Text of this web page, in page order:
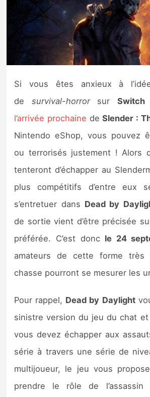
Rumeurs
Nintendo Direct
Tests et previews
Tests de jeux
Tests d’accessoires
Autres tests
Previews
Précommandes
Précommandes jeux
Bons plans
Guides
Si vous êtes anxieux à
de survival-horror surSwitch
l’arrivée prochaine deSlender :
Nintendo eShop, vous pouvez
ou terrorisés justement ! Alors
tenteront d’échapper au
plus compétitifs d’entre eux
s’entretuer dans Dead by
de sortie vient d’être précisée
préférée. C’est donc le 24
amateurs de cette forme très
chasse pourront se mesurer les
Pour rappel, Dead by Daylight
sinistre version du jeu du chat
vous devez échapper aux
série à travers une série de
multijoueur, le jeu vous
prendre le rôle de